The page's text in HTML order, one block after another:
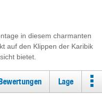
in diesem charmanten
auf den Klippen der Karibik
bietet.
Lage